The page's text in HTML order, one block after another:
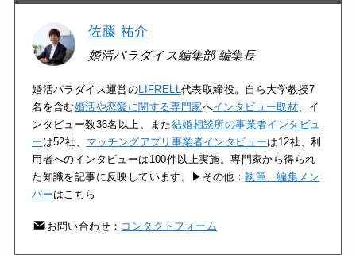
佐藤 祐介
婚活パラダイス編集部 編集長
婚活パラダイス運営のLIFRELL代表取締役。自ら大学教授7
名を含む婚活や恋愛に関する専門家へインタビュー取材、イ
ンタビュー数36名以上、また結婚相談所の事業者インタビュ
ー は52社、 マッチングアプリ事業者インタビューは12社、利
用者へのインタビューは100件以上実施。専門家から得られ
た知識を記事に反映しています。▶その他：執筆、編集メン
バーはこちら
お問い合わせ： コンタクトフォーム